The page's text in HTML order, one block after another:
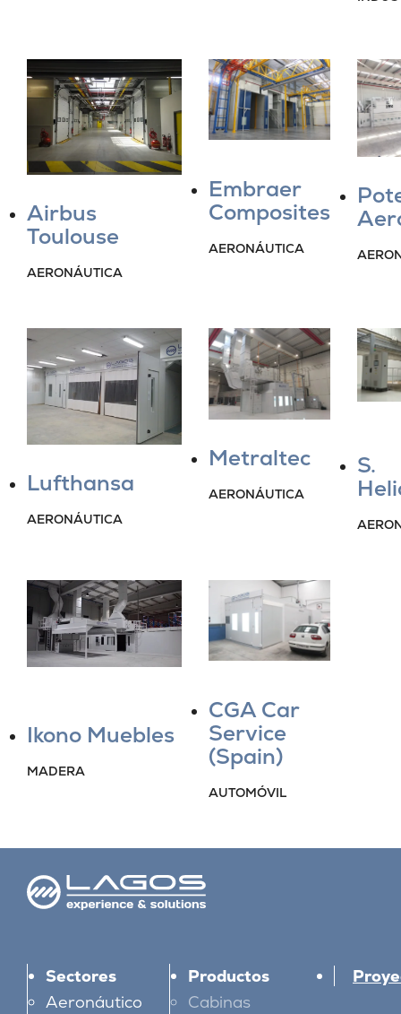
Airbus
Toulouse
AERONÁUTICA
Embraer
Composites
AERONÁUTICA
Lufthansa
AERONÁUTICA
Metraltec
AERONÁUTICA
S.
Ikono Muebles
MADERA
CGA Car
Service
(Spain)
AUTOMÓVIL
Sectores
Aeronáutico
Productos
Cabinas